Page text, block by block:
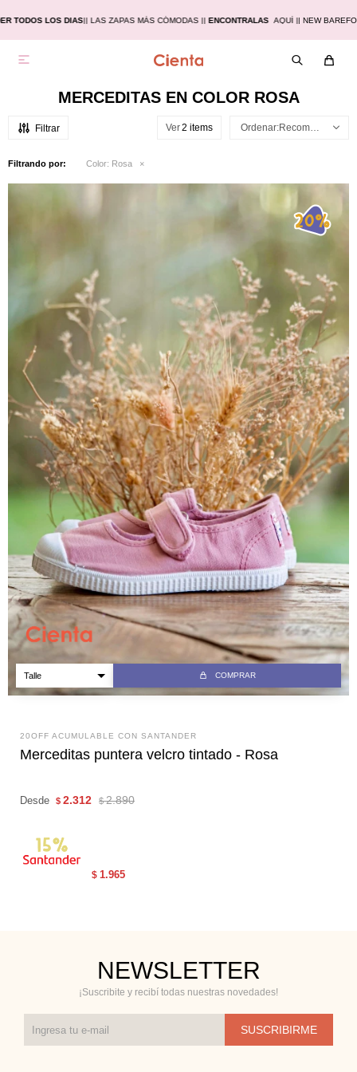
TODOS LOS DIAS|| LAS ZAPAS MÁS CÓMODAS ||ENCONTRALAS AQUÍ || NEW

MERCEDITAS EN COLOR ROSA
Ver Recomendados
Filtrando por: Color: Rosa
COMPRAR
20OFF ACUMULABLE CON SANTANDER
Merceditas puntera velcro tintado - Rosa
Desde $ 2.312 $ 2.890
$ 1.965
NEWSLETTER
¡Suscribite y recibí todas nuestras novedades!
SUSCRIBIRME